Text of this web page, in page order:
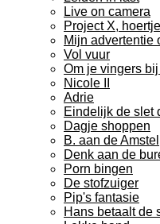
Live on camera
Project X,
Mijn advertentie
Vol vuur
Om je vingers
Nicole II
Adrie
Eindelijk de slet
Dagje shoppen
B. aan de Amstel
Denk aan de
Porn bingen
De stofzuiger
Pip's fantasie
Hans betaalt de